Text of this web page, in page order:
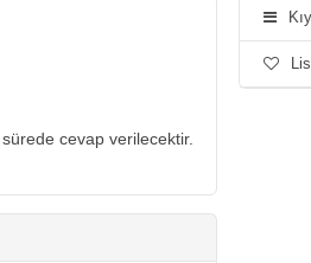
cevap verilecektir.